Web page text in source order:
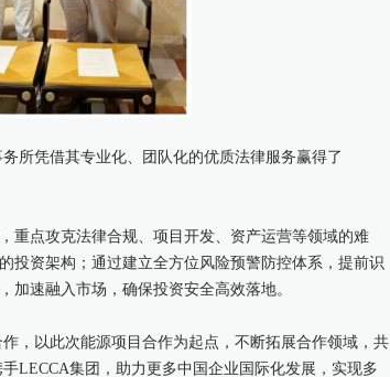
所凭借其专业化、团队化的优质法律服务赢得了
重点攻克法律合规、项目开发、资产运营等领域的难
投资架构；通过建立全方位风险预警防控体系，提前识
速融入市场，确保投资安全高效落地。
，以此次能源项目合作为起点，不断拓展合作领域，共
LECCA集团，助力更多中国企业国际化发展，实现多